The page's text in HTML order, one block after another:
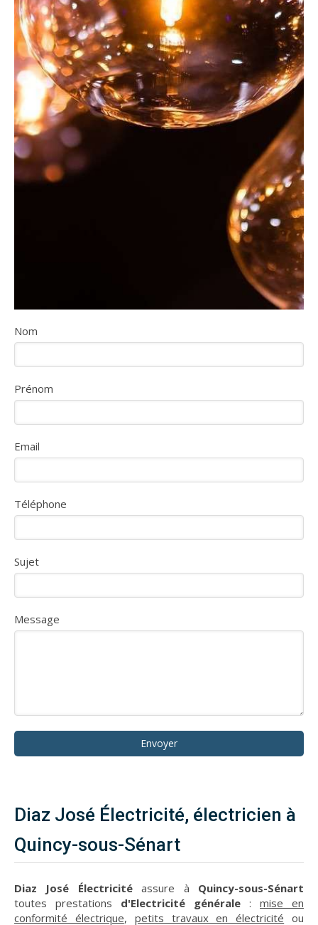
Nom
Prénom
Email
Téléphone
Sujet
Message
Envoyer
Diaz José Électricité, électricien à
Quincy-sous-Sénart
Diaz José Électricitéassure à Quincy-sous-Sénart
toutes prestations d'Electricité générale : mise en
conformité électrique, petits travaux en électricité ou